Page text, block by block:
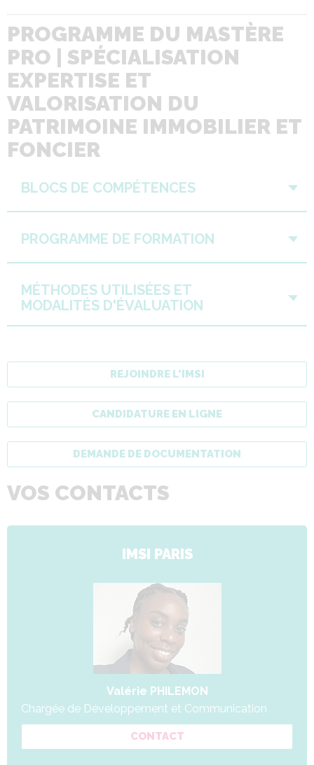
PROGRAMME DU MASTÈRE
PRO | SPÉCIALISATION
EXPERTISE ET
VALORISATION DU
PATRIMOINE IMMOBILIER ET
FONCIER
BLOCS DE COMPÉTENCES
PROGRAMME DE FORMATION
MÉTHODES UTILISÉES ET
MODALITÉS D'ÉVALUATION
REJOINDRE L'IMSI
CANDIDATURE EN LIGNE
DEMANDE DE DOCUMENTATION
VOS CONTACTS
IMSI PARIS
Valérie PHILEMON
Chargée de Développement et Communication
CONTACT